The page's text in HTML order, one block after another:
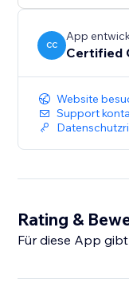
CC
App
Certified
Website
Support
Rating &
Für diese App